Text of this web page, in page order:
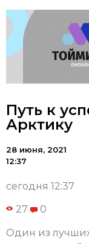
Путь к
Арктику
28 июня, 2021
12:37
сегодня 12:37
27 0
Один из